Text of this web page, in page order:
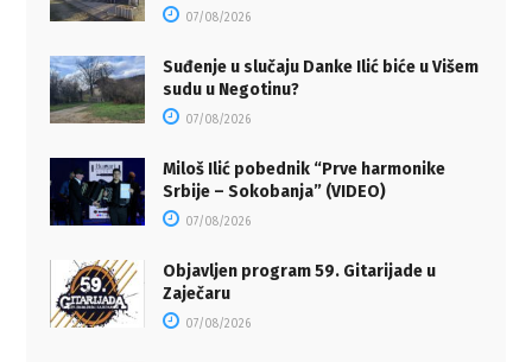
07/08/2026
Suđenje u slučaju Danke Ilić biće u Višem
sudu u Negotinu?
07/08/2026
Miloš Ilić pobednik “Prve harmonike
Srbije – Sokobanja” (VIDEO)
07/08/2026
Objavljen program 59. Gitarijade u
Zaječaru
07/08/2026